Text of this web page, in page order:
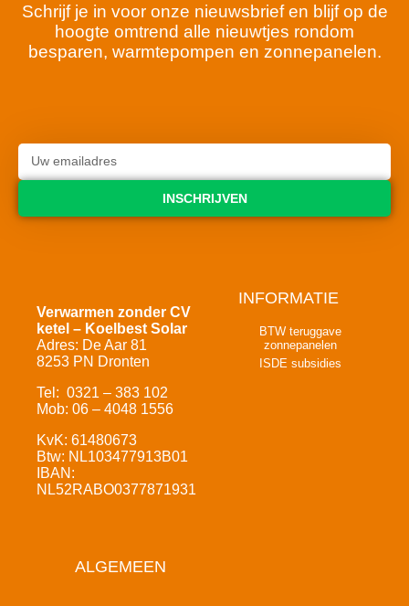
Schrijf je in voor onze nieuwsbrief en blijf op de
hoogte omtrend alle nieuwtjes rondom
besparen, warmtepompen en zonnepanelen.
INSCHRIJVEN
Verwarmen zonder CV
ketel – Koelbest Solar
Adres: De Aar 81
8253 PN Dronten
Tel: 0321 – 383 102
Mob: 06 – 4048 1556
KvK: 61480673
Btw: NL103477913B01
IBAN:
NL52RABO0377871931
INFORMATIE
BTW teruggave
zonnepanelen
ISDE subsidies
ALGEMEEN